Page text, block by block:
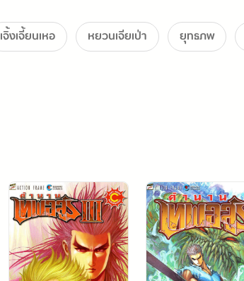
เจิ้งเจี้ยนเหอ หยวนเจียเป่า ยุทธภพ